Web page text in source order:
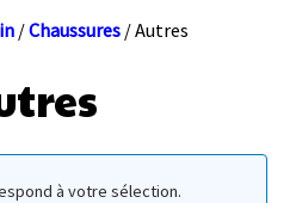
/Chaussures/ Autres
à votre sélection.